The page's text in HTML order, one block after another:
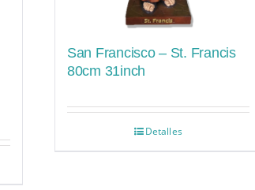
San Francisco – St. Francis
80cm 31inch
Detalles